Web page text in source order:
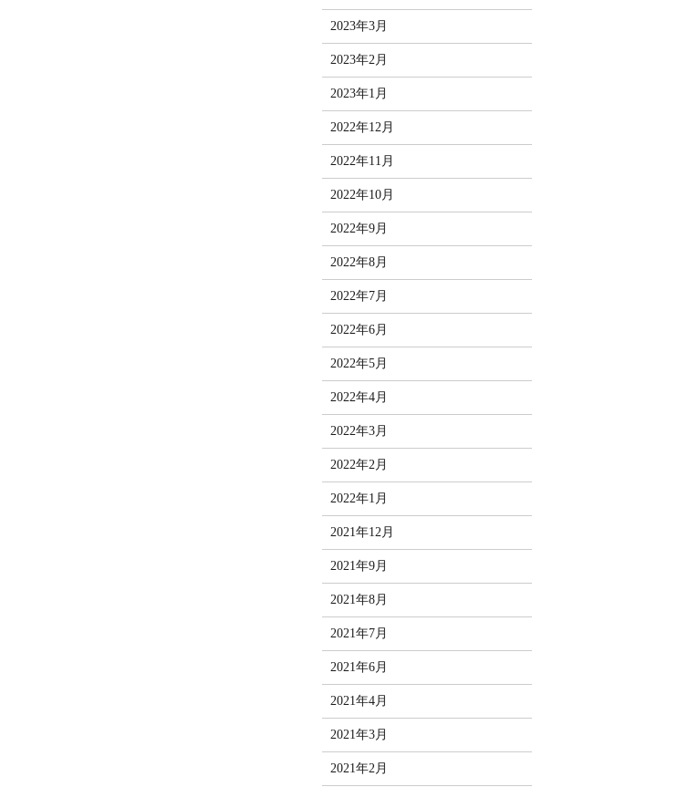
2023年3月
2023年2月
2023年1月
2022年12月
2022年11月
2022年10月
2022年9月
2022年8月
2022年7月
2022年6月
2022年5月
2022年4月
2022年3月
2022年2月
2022年1月
2021年12月
2021年9月
2021年8月
2021年7月
2021年6月
2021年4月
2021年3月
2021年2月